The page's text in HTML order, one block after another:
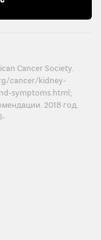
Cancer Society.
cancer/kidney-
symptoms.html;
2018 год.